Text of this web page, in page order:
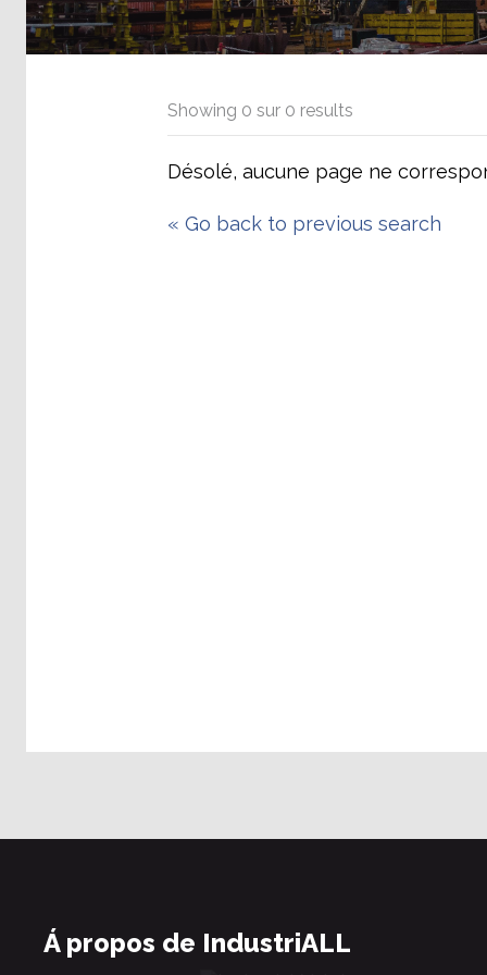
Showing 0sur 0 results
Désolé, aucune page ne
«Go back to previous search
Á propos de IndustriALL